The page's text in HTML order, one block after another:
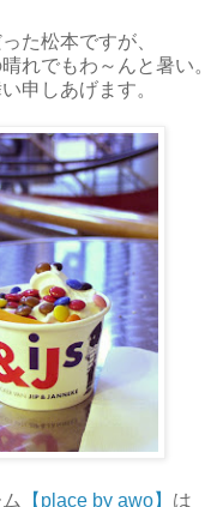
た松本ですが、
れでもわ～んと暑い。
申しあげます。
【place by awo】 は